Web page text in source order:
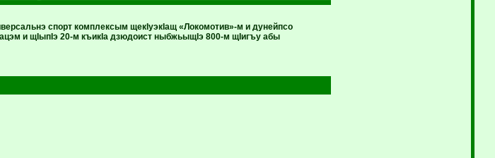
спорт комплексым щекIуэкIащ «Локомотив»-м и дунейпсо
и щIыпIэ 20-м къикIа дзюдоист ныбжьыщIэ 800-м щIигъу абы